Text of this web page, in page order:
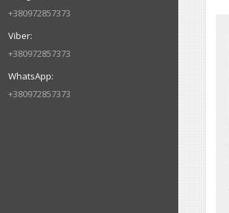
+380972857373
+380972857373
+380972857373